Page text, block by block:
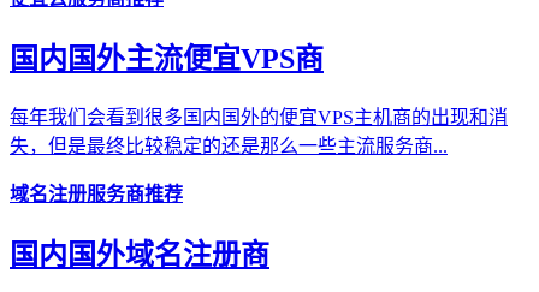
国内国外主流便宜VPS商
每年我们会看到很多国内国外的便宜VPS主机商的出现和消
失，但是最终比较稳定的还是那么一些主流服务商...
域名注册服务商推荐
国内国外域名注册商